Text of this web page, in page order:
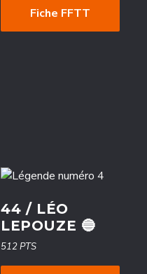
Fiche FFTT
44 / LÉO
LEPOUZE 🔵
512 PTS